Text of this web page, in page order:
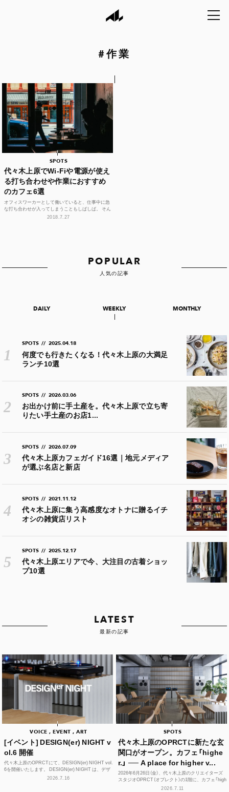
#作業
SPOTS
代々木上原でWi-Fiや電源が使え
る打ち合わせや作業におすすめ
のカフェ6選
オフィスワーカーとして働いていると、仕事中に急
な打ち合わせが入ってしまうこともしばしば。 そん
な時にちょっとした作業もできるカフェがあるとと
2018.7.27
POPULAR
人気の記事
DAILY WEEKLY MONTHLY
SPOTS // 2025.04.18
何度でも行きたくなる！代々木上原の大満足
ランチ10選
SPOTS // 2026.03.06
お出かけ前に手土産を。代々木上原で立ち寄
りたい手土産のお店1...
SPOTS // 2026.07.09
代々木上原カフェガイド16選｜地元メディア
が選ぶ名店と新店
SPOTS // 2021.11.12
代々木上原に集う高感度なオトナに贈るイチ
オシの雑貨店リスト
SPOTS // 2025.12.17
代々木上原エリアで今、大注目の古着ショッ
プ10選
LATEST
最新の記事
VOICE , EVENT , ART
[イベント] DESIGN(er) NIGHT v
ol.6 開催
代々木上原のOPRCTにて、DESIGN(er) NIGHT vol.
6を開催いたします。 DESIGN(er) NIGHT は、デザ
イナー、デザインに...2026.7.16
SPOTS
代々木上原のOPRCTに新たな玄
関口がオープン。カフェ「highe
r.」 ── A place for higher v...
2026年6月26日（金）、代々木上原のクリエイターズ
スタジオOPRCT（オプレクト）の1階に、カフェ「high
er.」（ハイアー）がグランドオープンし...
2026.7.11